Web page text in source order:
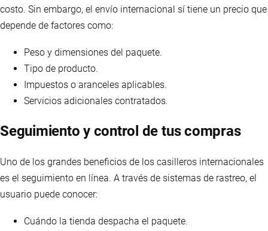
costo. Sin embargo, el envío internacional sí tiene un precio que
depende de factores como:
Peso y dimensiones del paquete.
Tipo de producto.
Impuestos o aranceles aplicables.
Servicios adicionales contratados.
Seguimiento y control de tus compras
Uno de los grandes beneficios de los casilleros internacionales
es el seguimiento en línea. A través de sistemas de rastreo, el
usuario puede conocer:
Cuándo la tienda despacha el paquete.